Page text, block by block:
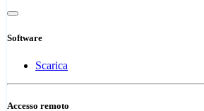
Software
Scarica
Accesso remoto